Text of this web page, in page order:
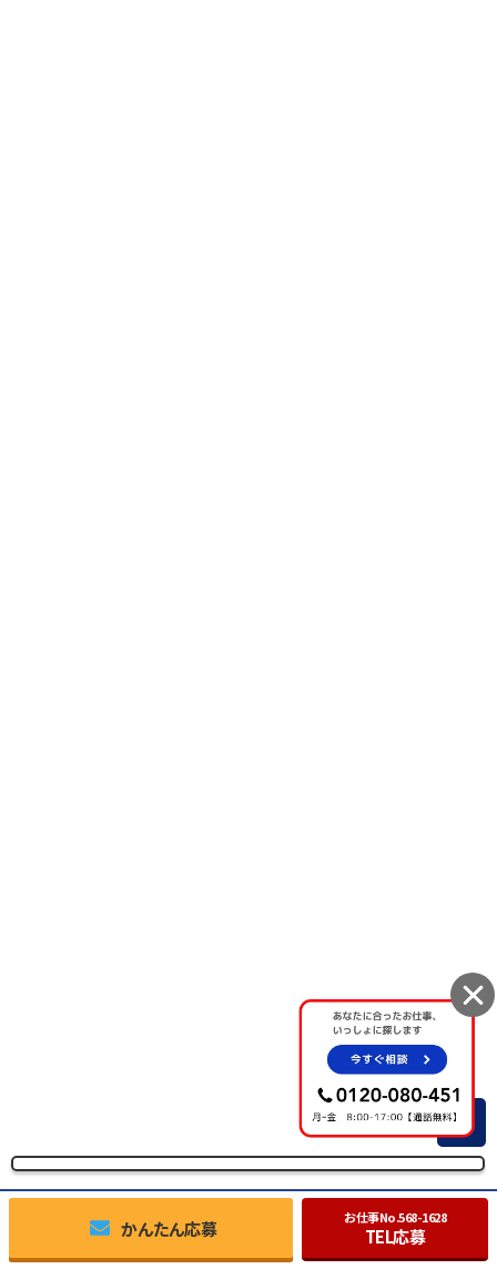
お仕事No.568-1628
TEL応募
かんたん応募
TOP